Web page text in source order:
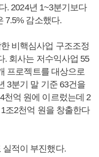
. 2024년 1~3분기보다
7.5% 감소했다.
비핵심사업 구조조정
. 회사는 저수익사업 55
프로젝트를 대상으로
3분기 말 기준 63건을
천억 원에 이르렀는데 2
조2천억 원을 창출한다
실적이 부진했다.